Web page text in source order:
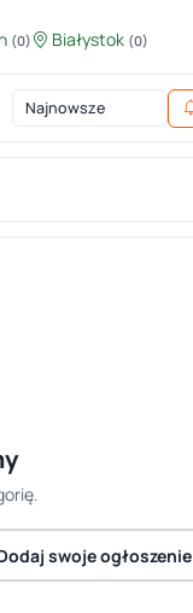
(0) Białystok (0)
swoje ogłoszenie